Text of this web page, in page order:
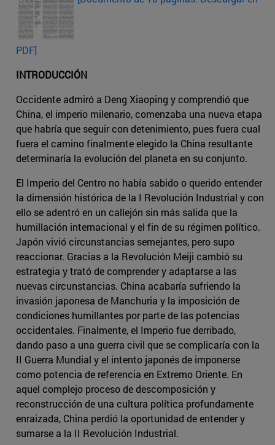
PDF]
INTRODUCCIÓN
Occidente admiró a Deng Xiaoping y comprendió que
China, el imperio milenario, comenzaba una nueva etapa
que habría que seguir con detenimiento, pues fuera cual
fuera el camino finalmente elegido la China resultante
determinaría la evolución del planeta en su conjunto.
El Imperio del Centro no había sabido o querido entender
la dimensión histórica de la I Revolución Industrial y con
ello se adentró en un callejón sin más salida que la
humillación internacional y el fin de su régimen político.
Japón vivió circunstancias semejantes, pero supo
reaccionar. Gracias a la Revolución Meiji cambió su
estrategia y trató de comprender y adaptarse a las
nuevas circunstancias. China acabaría sufriendo la
invasión japonesa de Manchuria y la imposición de
condiciones humillantes por parte de las potencias
occidentales. Finalmente, el Imperio fue derribado,
dando paso a una guerra civil que se complicaría con la
II Guerra Mundial y el intento japonés de imponerse
como potencia de referencia en Extremo Oriente. En
aquel complejo proceso de descomposición y
reconstrucción de una cultura política profundamente
enraizada, China perdió la oportunidad de entender y
sumarse a la II Revolución Industrial.